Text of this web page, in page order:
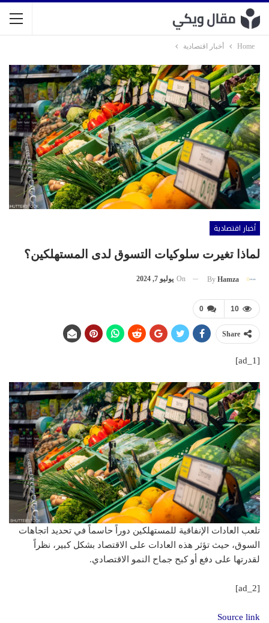
Home أخبار اقتصادية
أخبار اقتصادية
لماذا تغيرت سلوكيات التسوق لدى المستهلكين؟
By Hamza
On يوليو 7, 2024
0 10
Share
[ad_1]
تلعب العادات الإنفاقية للمستهلكين دوراً حاسماً في تحديد اتجاهات
السوق، حيث تؤثر هذه العادات على الاقتصاد بشكل كبير، نظراً
لقدرتها على دفع أو كبح جماح النمو الاقتصادي.
[ad_2]
Source link